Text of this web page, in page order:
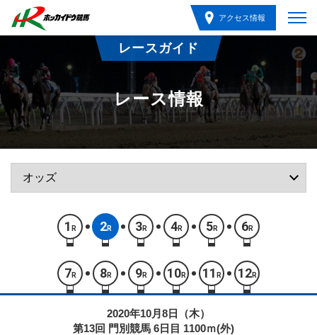
アクセス情報
レースガイド
レース情報
1 R 2R 3R 4R 5R 6R
7 R 8R 9R 10R 11 R 12R
2020年10月8日（木）
第13回 門別競馬 6日目 1100ｍ(外)